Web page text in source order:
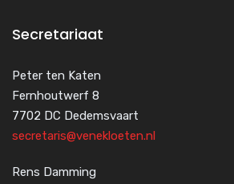
Secretariaat
Peter ten Katen
Fernhoutwerf 8
7702 DC Dedemsvaart
secretaris@venekloeten.nl
Rens Damming